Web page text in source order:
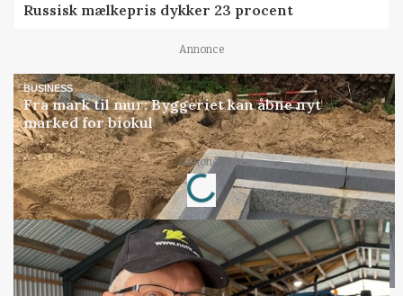
Russisk mælkepris dykker 23 procent
Annonce
BUSINESS
Fra mark til mur: Byggeriet kan åbne nyt
marked for biokul
Annonce
Loading...